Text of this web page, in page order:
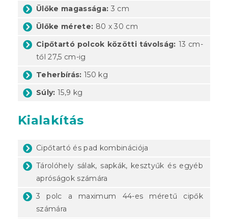
Ülőke magassága: 3 cm
Ülőke mérete: 80 x 30 cm
Cipőtartó polcok közötti távolság: 13 cm-
től 27,5 cm-ig
Teherbírás: 150 kg
Súly: 15,9 kg
Kialakítás
Cipőtartó és pad kombinációja
Tárolóhely sálak, sapkák, kesztyűk és egyéb
apróságok számára
3 polc a maximum 44-es méretű cipők
számára